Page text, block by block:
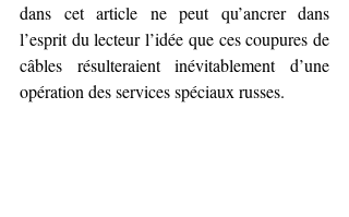
dans cet article ne peut qu’ancrer dans
l’esprit du lecteur l’idée que ces coupures de
câbles résulteraient inévitablement d’une
opération des services spéciaux russes.